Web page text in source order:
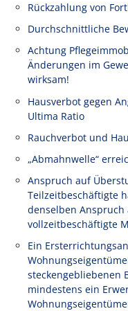
Rückzahlung von
Durchschnittliche
Achtung
Änderungen im
wirksam!
Hausverbot gegen
Ultima Ratio
Rauchverbot und
„Abmahnwelle“
Anspruch auf
Teilzeitbeschäftigte
denselben Anspruch
vollzeitbeschäftigte
Ein
steckengebliebenen
mindestens ein